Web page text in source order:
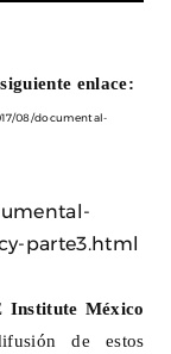
enlace:
08/documental-
parte3.html
Institute México
de estos